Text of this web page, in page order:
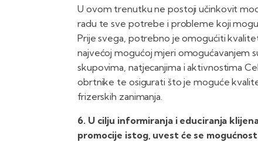
U ovom trenutku ne postoji učinkovit
radu te sve potrebe i probleme koji
Prije svega, potrebno je omogućiti
najvećoj mogućoj mjeri omogućavanjem
skupovima, natjecanjima i aktivnostima
obrtnike te osigurati što je moguće
frizerskih zanimanja.
6. U cilju informiranja i educiranja
promocije istog, uvest će se